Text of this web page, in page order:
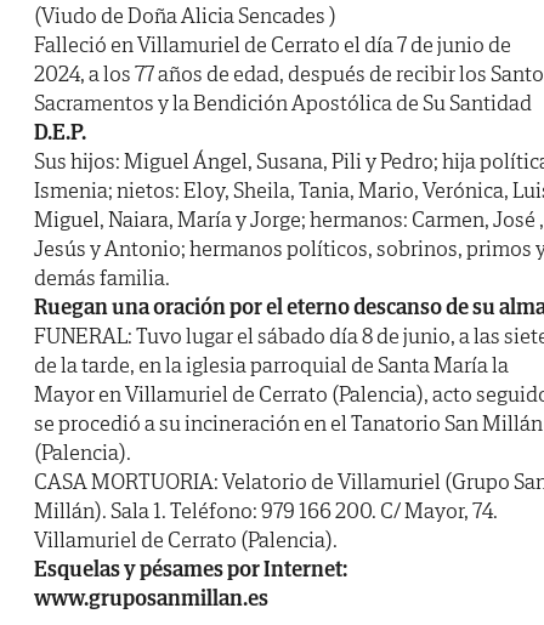
(Viudo de Doña Alicia Sencades )
Falleció en Villamuriel de Cerrato el día 7 de junio de
2024, a los 77 años de edad, después de recibir los
Sacramentos y la Bendición Apostólica de Su Santidad
D.E.P.
Sus hijos: Miguel Ángel, Susana, Pili y Pedro; hija
Ismenia; nietos: Eloy, Sheila, Tania, Mario, Verónica,
Miguel, Naiara, María y Jorge; hermanos: Carmen, José ,
Jesús y Antonio; hermanos políticos, sobrinos, primos
demás familia.
Ruegan una oración por el eterno descanso de su
FUNERAL: Tuvo lugar el sábado día 8 de junio, a las
de la tarde, en la iglesia parroquial de Santa María la
Mayor en Villamuriel de Cerrato (Palencia), acto
se procedió a su incineración en el Tanatorio San Millán
(Palencia).
CASA MORTUORIA: Velatorio de Villamuriel (Grupo
Millán). Sala 1. Teléfono: 979 166 200. C/ Mayor, 74.
Villamuriel de Cerrato (Palencia).
Esquelas y pésames por Internet:
www.gruposanmillan.es